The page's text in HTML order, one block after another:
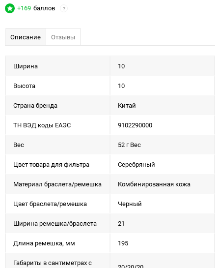
+169 баллов ?
Описание Отзывы
Ширина 10
Высота 10
Страна бренда Китай
ТН ВЭД коды ЕАЭС 9102290000
Вес 52 г Вес
Цвет товара для фильтра Серебряный
Материал браслета/ремешка Комбинированная кожа
Цвет браслета/ремешка Черный
Ширина ремешка/браслета 21
Длина ремешка, мм 195
Габариты в сантиметрах с